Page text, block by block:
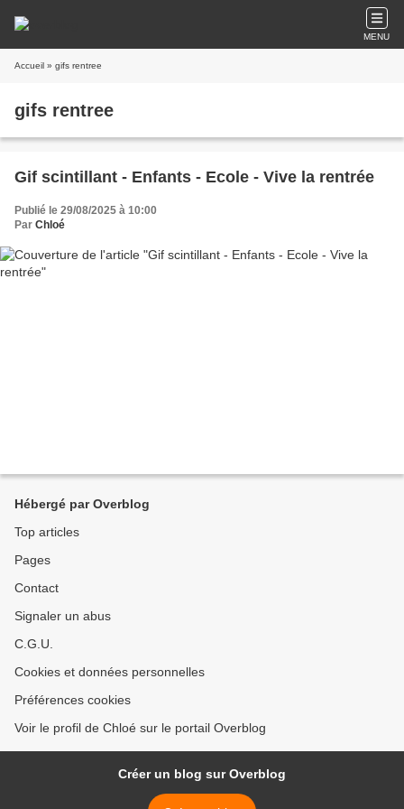
MENU
Accueil » gifs rentree
gifs rentree
Gif scintillant - Enfants - Ecole - Vive la rentrée
Publié le 29/08/2025 à 10:00
Par Chloé
Hébergé par Overblog
Top articles
Pages
Contact
Signaler un abus
C.G.U.
Cookies et données personnelles
Préférences cookies
Voir le profil de Chloé sur le portail Overblog
Créer un blog sur Overblog